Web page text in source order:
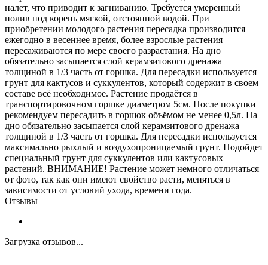
налет, что приводит к загниванию. Требуется умеренный
полив под корень мягкой, отстоянной водой. При
приобретении молодого растения пересадка производится
ежегодно в весеннее время, более взрослые растения
пересаживаются по мере своего разрастания. На дно
обязательно засыпается слой керамзитового дренажа
толщиной в 1/3 часть от горшка. Для пересадки используется
грунт для кактусов и суккулентов, который содержит в своем
составе всё необходимое. Растение продаётся в
транспортировочном горшке диаметром 5см. После покупки
рекомендуем пересадить в горшок объёмом не менее 0,5л. На
дно обязательно засыпается слой керамзитового дренажа
толщиной в 1/3 часть от горшка. Для пересадки используется
максимально рыхлый и воздухопроницаемый грунт. Подойдет
специальный грунт для суккулентов или кактусовых
растений. ВНИМАНИЕ! Растение может немного отличаться
от фото, так как они имеют свойство расти, меняться в
зависимости от условий ухода, времени года.
Отзывы
Загрузка отзывов...